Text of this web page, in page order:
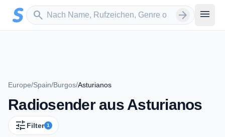
Zum Hauptinhalt springen
search
Sender suchen arrow_forward menu
Europe/Spain/Burgos/Asturianos
Radiosender aus Asturianos
tune Filter 1